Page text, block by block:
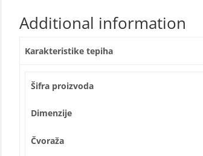
Additional information
Karakteristike tepiha
Šifra proizvoda
Dimenzije
Čvoraža